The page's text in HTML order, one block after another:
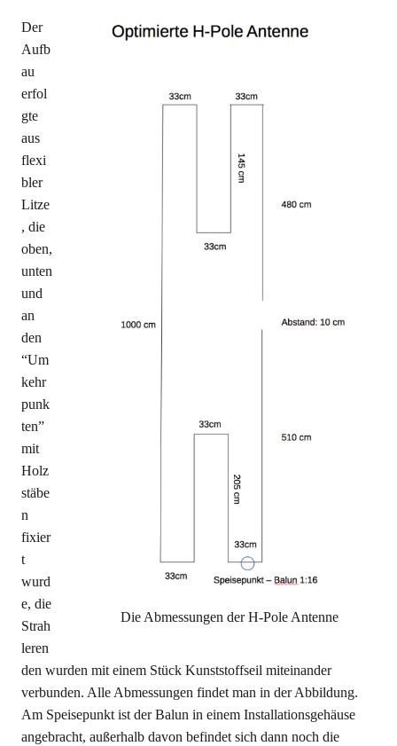
Die Abmessungen der H-Pole Antenne
Der
Aufb
au
erfol
gte
aus
flexi
bler
Litze
, die
oben,
unten
und
an
den
“Um
kehr
punk
ten”
mit
Holz
stäbe
n
fixier
t
wurd
e, die
Strah
leren
den wurden mit einem Stück Kunststoffseil miteinander
verbunden. Alle Abmessungen findet man in der Abbildung.
Am Speisepunkt ist der Balun in einem Installationsgehäuse
angebracht, außerhalb davon befindet sich dann noch die